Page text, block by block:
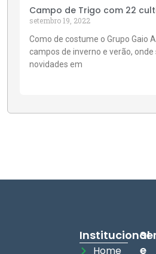
Campo de Trigo com 22
setembro 19, 2022
Como de costume o Grupo Gaio
campos de inverno e verão,
novidades em
Institucional
Home
e